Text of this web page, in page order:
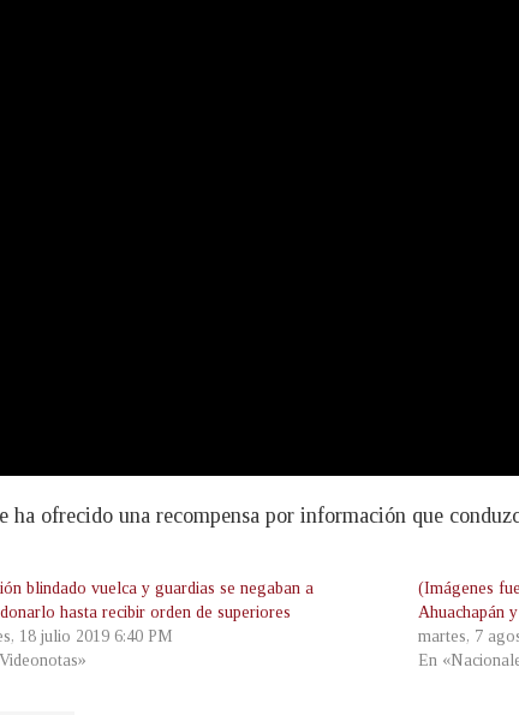
ofrecido una recompensa por información que
blindado vuelca y guardias se negaban a
hasta recibir orden de superiores
18 julio 2019 6:40 PM
(Imágenes
Ahuachapán
martes, 7
En